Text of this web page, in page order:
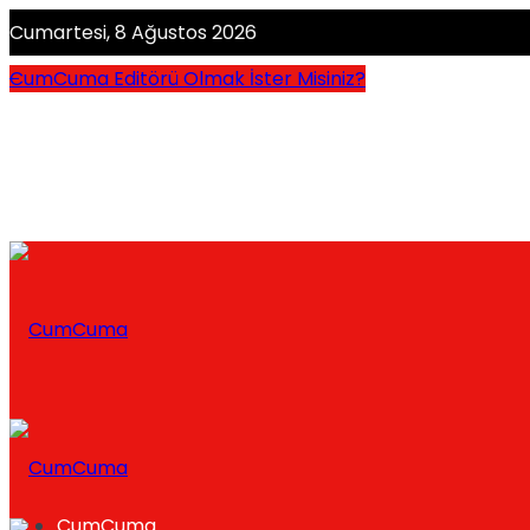
Cumartesi, 8 Ağustos 2026
CumCuma Editörü Olmak İster Misiniz?